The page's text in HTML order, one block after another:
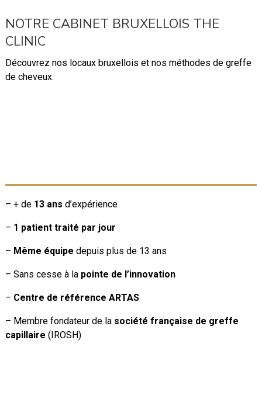
NOTRE CABINET BRUXELLOIS THE
CLINIC
Découvrez nos locaux bruxellois et nos méthodes de greffe
de cheveux.
– + de 13 ans d’expérience
– 1 patient traité par jour
– Même équipe depuis plus de 13 ans
– Sans cesse à la pointe de l’innovation
– Centre de référence ARTAS
– Membre fondateur de la société française de greffe
capillaire (IROSH)